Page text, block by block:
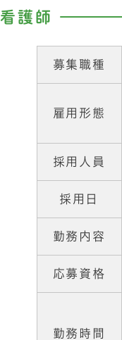
看護師
募集職種
雇用形態
採用人員
採用日
勤務内容
応募資格
勤務時間